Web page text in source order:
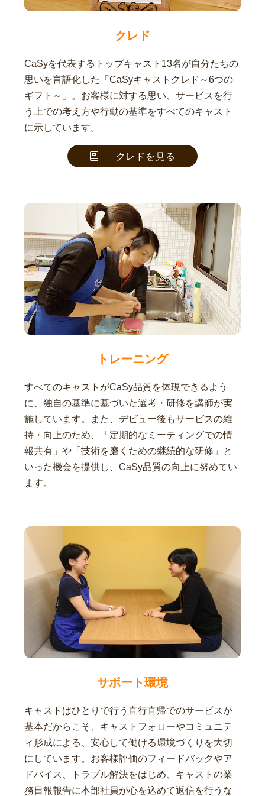
クレド
CaSyを代表するトップキャスト13名が自分たちの
思いを言語化した「CaSyキャストクレド～6つの
ギフト～」。お客様に対する思い、サービスを行
う上での考え方や行動の基準をすべてのキャスト
に示しています。
クレドを見る
トレーニング
すべてのキャストがCaSy品質を体現できるよう
に、独自の基準に基づいた選考・研修を講師が実
施しています。また、デビュー後もサービスの維
持・向上のため、「定期的なミーティングでの情
報共有」や「技術を磨くための継続的な研修」と
いった機会を提供し、CaSy品質の向上に努めてい
ます。
サポート環境
キャストはひとりで行う直行直帰でのサービスが
基本だからこそ、キャストフォローやコミュニテ
ィ形成による、安心して働ける環境づくりを大切
にしています。お客様評価のフィードバックやア
ドバイス、トラブル解決をはじめ、キャストの業
務日報報告に本部社員が心を込めて返信を行うな